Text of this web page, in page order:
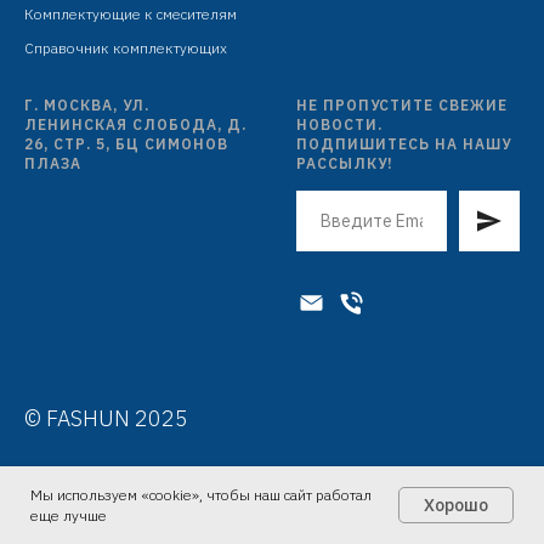
режима, чёрный
шланг: L=1500 мм, PVC, антитвист, чёрный
Мы используем «cookie», чтобы наш сайт работал
еще лучше
Хорошо
Комплектующие к смесителям
Справочник комплектующих
Г. МОСКВА, УЛ.
ЛЕНИНСКАЯ СЛОБОДА, Д.
26, СТР. 5, БЦ СИМОНОВ
ПЛАЗА
НЕ ПРОПУСТИТЕ СВЕЖИЕ
НОВОСТИ.
ПОДПИШИТЕСЬ НА НАШУ
РАССЫЛКУ!
© FASHUN 2025